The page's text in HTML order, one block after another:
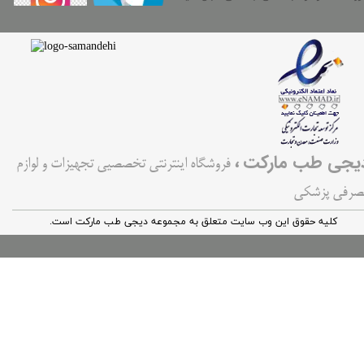
طب مارکت، فروشگاه اینترنتی تخصصیی تجهیزات و لوازم
پزشکی
کليه حقوق اين وب سایت متعلق به مجموعه دیجی طب مارکت است.